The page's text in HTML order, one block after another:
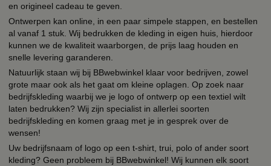
en origineel cadeau te geven.
Ontwerpen kan online, in een paar simpele stappen, en bestellen
al vanaf 1 stuk. Wij bedrukken de kleding in eigen huis, hierdoor
kunnen we de kwaliteit waarborgen, de prijs laag houden en
snelle levering garanderen.
Natuurlijk staan wij bij BBwebwinkel klaar voor bedrijven, zowel
grote maar ook als het gaat om kleine oplagen. Op zoek naar
bedrijfskleding waarbij we je logo of ontwerp op een textiel wilt
laten bedrukken? Wij zijn specialist in allerlei soorten
bedrijfskleding en komen graag met je in gesprek over de
wensen!
Uw bedrijfsnaam of logo op een t-shirt, trui, polo of ander soort
kleding? Geen probleem bij BBwebwinkel! Wij kunnen elk soort